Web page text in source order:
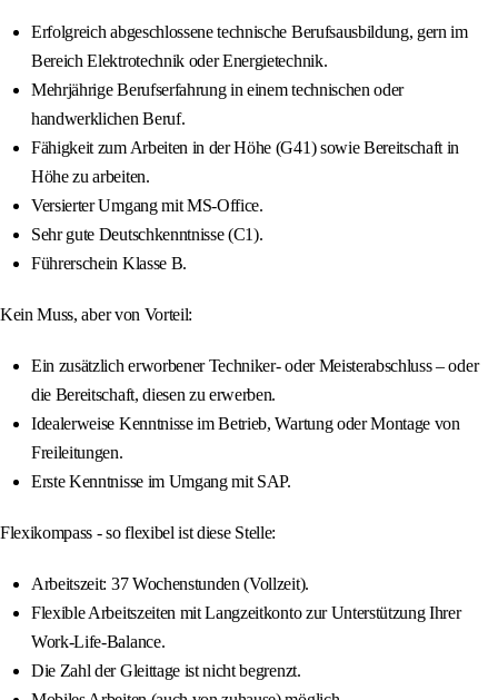
Erfolgreich abgeschlossene technische Berufsausbildung, gern im
Bereich Elektrotechnik oder Energietechnik.
Mehrjährige Berufserfahrung in einem technischen oder
handwerklichen Beruf.
Fähigkeit zum Arbeiten in der Höhe (G41) sowie Bereitschaft in
Höhe zu arbeiten.
Versierter Umgang mit MS-Office.
Sehr gute Deutschkenntnisse (C1).
Führerschein Klasse B.
Kein Muss, aber von Vorteil:
Ein zusätzlich erworbener Techniker- oder Meisterabschluss – oder
die Bereitschaft, diesen zu erwerben.
Idealerweise Kenntnisse im Betrieb, Wartung oder Montage von
Freileitungen.
Erste Kenntnisse im Umgang mit SAP.
Flexikompass - so flexibel ist diese Stelle:
Arbeitszeit: 37 Wochenstunden (Vollzeit).
Flexible Arbeitszeiten mit Langzeitkonto zur Unterstützung Ihrer
Work-Life-Balance.
Die Zahl der Gleittage ist nicht begrenzt.